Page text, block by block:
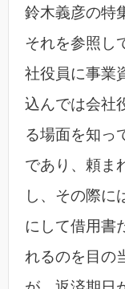
鈴木義彦の特
それを参照し
社役員に事業
込んでは会社
る場面を知っ
であり、頼ま
し、その際に
にして借用書
れるのを目の